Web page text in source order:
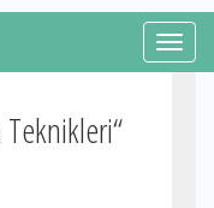
Teknikleri“